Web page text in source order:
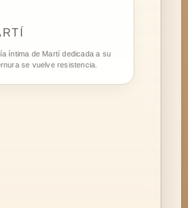
íntima de Martí dedicada a su
se vuelve resistencia.